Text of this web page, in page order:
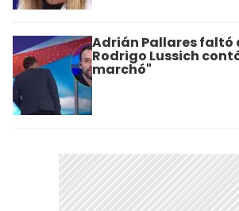
Adrián Pallares faltó
Rodrigo Lussich
marchó"